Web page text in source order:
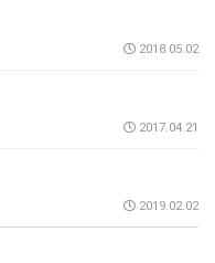
2018.05.02
2017.04.21
2019.02.02